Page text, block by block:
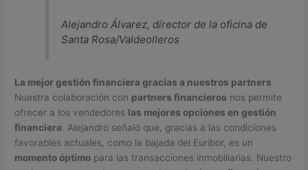
Alejandro Álvarez, director de la oficina de
Santa Rosa/Valdeolleros
La mejor gestión financiera gracias a nuestros partners
Nuestra colaboración con partners financieros nos permite
ofrecer a los vendedores las mejores opciones en gestión
financiera. Alejandro señaló que, gracias a las condiciones
favorables actuales, como la bajada del Euríbor, es un
momento óptimo para las transacciones inmobiliarias. Nuestro